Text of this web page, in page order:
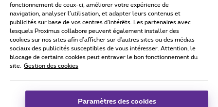
Conditions d'utilisation Accessibility statement
Tous droits réservés. © 2026 Proximus
Conditions générales, info consommateur
Coordonnées de l’entreprise
fonctionnement de ceux-ci, améliorer votre expérience de
navigation, analyser l’utilisation, et adapter leurs contenus et
publicités sur base de vos centres d’intérêts. Les partenaires avec
lesquels Proximus collabore peuvent également installer des
cookies sur nos sites afin d’afficher sur d'autres sites ou des médias
sociaux des publicités susceptibles de vous intéresser. Attention, le
blocage de certains cookies peut entraver le bon fonctionnement du
site.
Gestion des cookies
Paramètres des cookies